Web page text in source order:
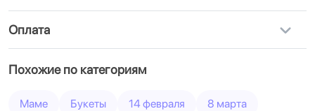
Оплата
Похожие по категориям
Маме Букеты 14 февраля 8 марта